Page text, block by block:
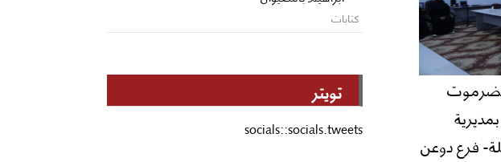
حضرموت
فرع دوعن
كتابات
تويتر
socials::socials.tweets